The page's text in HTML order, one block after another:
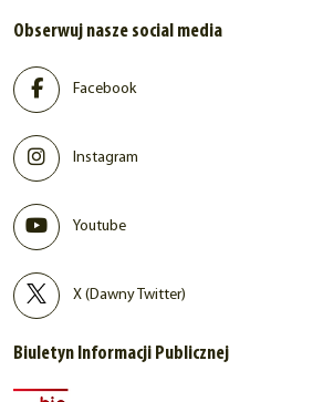
Obserwuj nasze social media
Facebook
Instagram
Youtube
X (Dawny Twitter)
Biuletyn Informacji Publicznej